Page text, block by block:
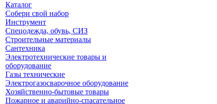
Каталог
Собери свой набор
Инструмент
Спецодежда, обувь, СИЗ
Строительные материалы
Сантехника
Электротехнические товары и
оборудование
Газы технические
Электрогазосварочное оборудование
Хозяйственно-бытовые товары
Пожарное и аварийно-спасательное